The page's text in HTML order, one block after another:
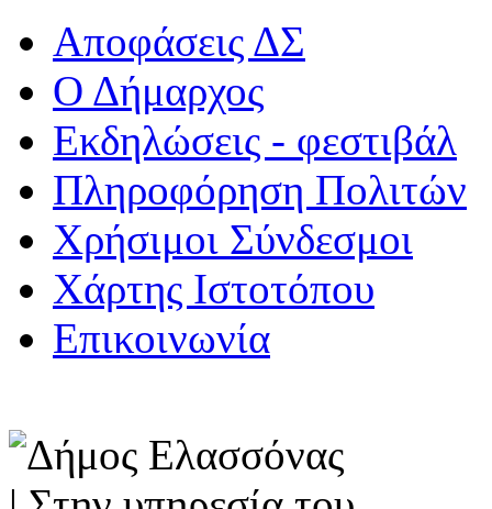
Αποφάσεις ΔΣ
Ο Δήμαρχος
Εκδηλώσεις - φεστιβάλ
Πληροφόρηση Πολιτών
Χρήσιμοι Σύνδεσμοι
Χάρτης Ιστοτόπου
Επικοινωνία